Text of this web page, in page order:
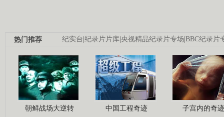
纪实台|纪录片片库|央视精品纪录片专场|BBC纪录片
热门推荐
朝鲜战场大逆转 中国工程奇迹 子宫内的奇迹